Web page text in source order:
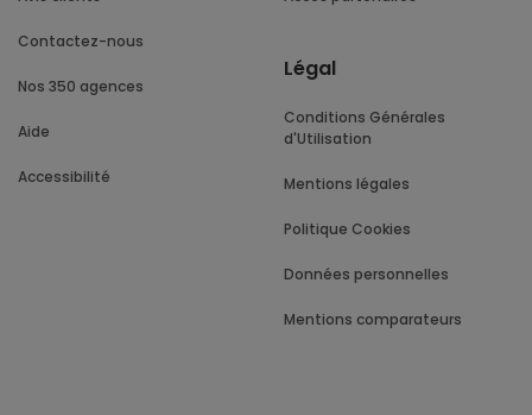
Contactez-nous
Nos 350 agences
Aide
Accessibilité
Légal
Conditions Générales
d'Utilisation
Mentions légales
Politique Cookies
Données personnelles
Mentions comparateurs